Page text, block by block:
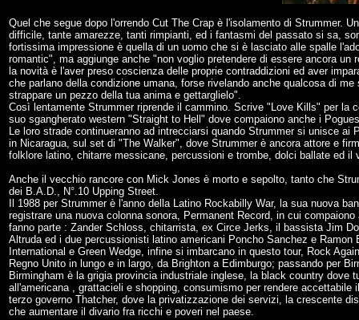
Quel che segue dopo l'orrendo Cut The Crap è l'isolamento di Strummer.
difficile, tante amarezze, tanti rimpianti, ed i fantasmi del passato si sa,
fortissima impressione è quella di un uomo che si è lasciato alle spalle
romantic", ma aggiunge anche "non voglio pretendere di essere ancora
la novità è l'aver preso coscienza delle proprie contraddizioni ed aver
che parlano della condizione umana, forse rivelando anche qualcosa di
strappare un pezzo della tua anima e gettarglielo".
Così lentamente Strummer riprende il cammino. Scrive "Love Kills" per la
suo sgangherato western "Straight to Hell" dove compaiono anche i
Le loro strade continueranno ad intrecciarsi quando Strummer si unisce
in Nicaragua, sul set di "The Walker", dove Strummer è ancora attore e
folklore latino, chitarre messicane, percussioni e trombe, dolci ballate ed
Anche il vecchio rancore con Mick Jones è morto e sepolto, tanto che
dei B.A.D., N°.10 Upping Street.
Il 1988 per Strummer è l'anno della Latino Rockabilly War, la sua nuova
registrare una nuova colonna sonora, Permanent Record, in cui
fanno parte : Zander Schloss, chitarrista, ex Circe Jerks, il bassista Jim
Altruda ed i due percussionisti latino americani Poncho Sanchez e
International e Green Wedge, infine si imbarcano in questo tour, Rock
Regno Unito in lungo e in largo, da Brighton a Edimburgo; passando per
Birmingham è la grigia provincia industriale inglese, la black country dove
all'americana , grattacieli e shopping, consumismo per rendere
terzo governo Thatcher, dove la privatizzazione dei servizi, la crescente
che aumentare il divario fra ricchi e poveri nel paese.